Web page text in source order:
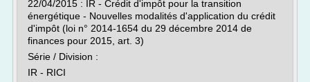
22/04/2015 : IR - Crédit d'impôt pour la transition
énergétique - Nouvelles modalités d'application du crédit
d'impôt (loi n° 2014-1654 du 29 décembre 2014 de
finances pour 2015, art. 3)
Série / Division :
IR - RICI